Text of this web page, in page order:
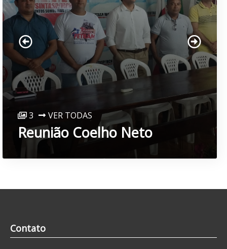
3 VER TODAS
Visitas aos Sindicatos 1
Contato